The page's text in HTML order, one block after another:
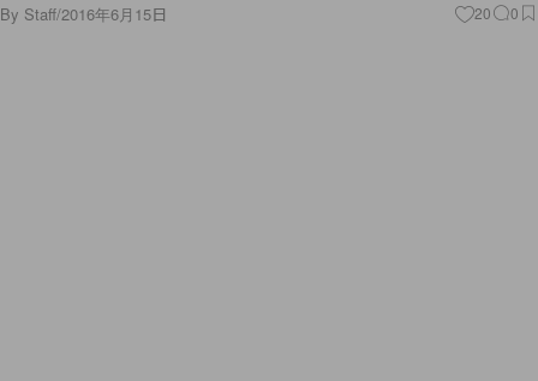
By Staff/2016年6月15日 20 0